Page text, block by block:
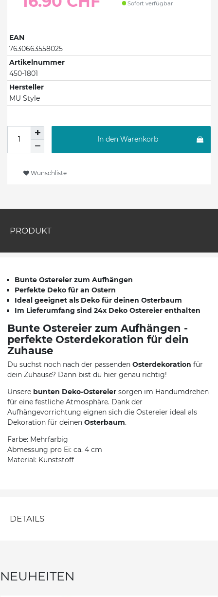
Sofort verfügbar
EAN
7630663558025
Artikelnummer
450-1801
Hersteller
MU Style
In den Warenkorb
Wunschliste
PRODUKT
Bunte Ostereier zum Aufhängen
Perfekte Deko für an Ostern
Ideal geeignet als Deko für deinen Osterbaum
Im Lieferumfang sind 24x Deko Ostereier enthalten
Bunte Ostereier zum Aufhängen -
perfekte Osterdekoration für dein
Zuhause
Du suchst noch nach der passenden Osterdekoration für
dein Zuhause? Dann bist du hier genau richtig!
Unsere bunten Deko-Ostereier sorgen im Handumdrehen
für eine festliche Atmosphäre. Dank der
Aufhängevorrichtung eignen sich die Ostereier ideal als
Dekoration für deinen Osterbaum.
Farbe: Mehrfarbig
Abmessung pro Ei: ca. 4 cm
Material: Kunststoff
DETAILS
NEUHEITEN